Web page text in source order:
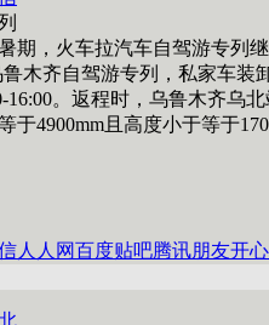
，火车拉汽车自驾游专列继
齐自驾游专列，私家车装卸
。返程时，乌鲁木齐乌
且高度小于等于
人人网百度贴吧腾讯朋友开